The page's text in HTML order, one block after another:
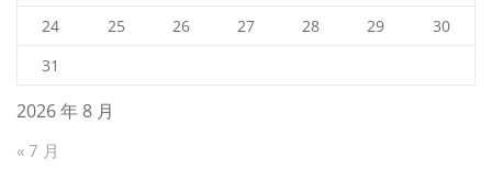
2026 年 8 月
24
25 26 27 28 29
30
31
« 7 月